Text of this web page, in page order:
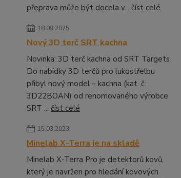
přeprava může být docela v... číst celé
18.09.2025
Nový 3D terč SRT kachna
Novinka: 3D terč kachna od SRT Targets
Do nabídky 3D terčů pro lukostřelbu
přibyl nový model – kachna (kat. č.
3D22BOAN) od renomovaného výrobce
SRT ... číst celé
15.03.2023
Minelab X-Terra je na skladě
Minelab X-Terra Pro je detektorů kovů,
který je navržen pro hledání kovových